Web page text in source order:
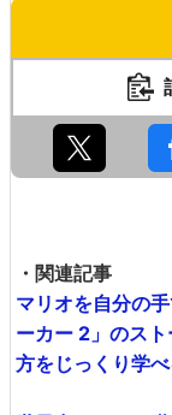
・関連記事
マリオを自分の
ーカー 2」のス
方をじっくり学